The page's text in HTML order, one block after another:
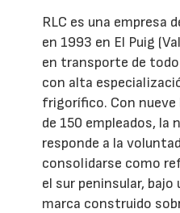
RLC es una empresa
en 1993 en El Puig
en transporte de
con alta
frigorífico. Con
de 150 empleados, la
responde a la
consolidarse como
el sur peninsular,
marca construido